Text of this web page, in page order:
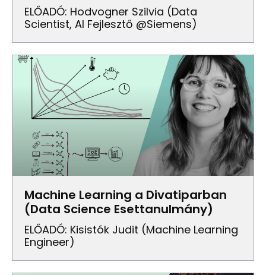
ELŐADÓ: Hodvogner Szilvia (Data
Scientist, AI Fejlesztő @Siemens)
Machine Learning a Divatiparban
(Data Science Esettanulmány)
ELŐADÓ: Kisistók Judit (Machine Learning
Engineer)